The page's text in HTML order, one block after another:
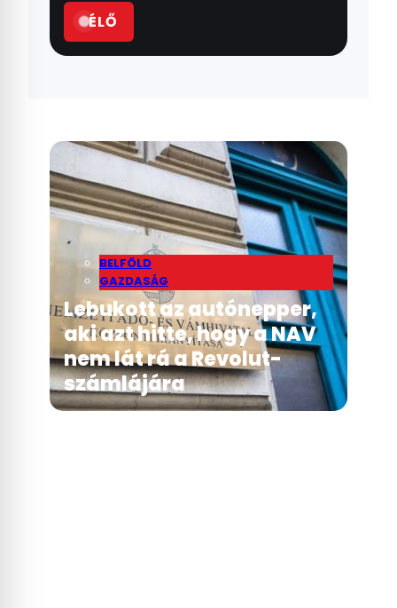
ÉLŐ
BELFÖLD
GAZDASÁG
Lebukott az autónepper,
aki azt hitte, hogy a NAV
nem lát rá a Revolut-
számlájára